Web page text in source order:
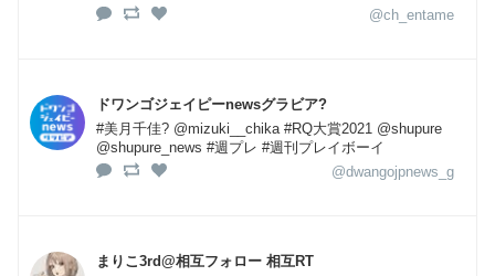
@ch_entame
ドワンゴジェイピーnewsグラビア?
#美月千佳? @mizuki__chika #RQ大賞2021 @shupure
@shupure_news #週プレ #週刊プレイボーイ
@dwangojpnews_g
まりこ3rd@相互フォロー 相互RT